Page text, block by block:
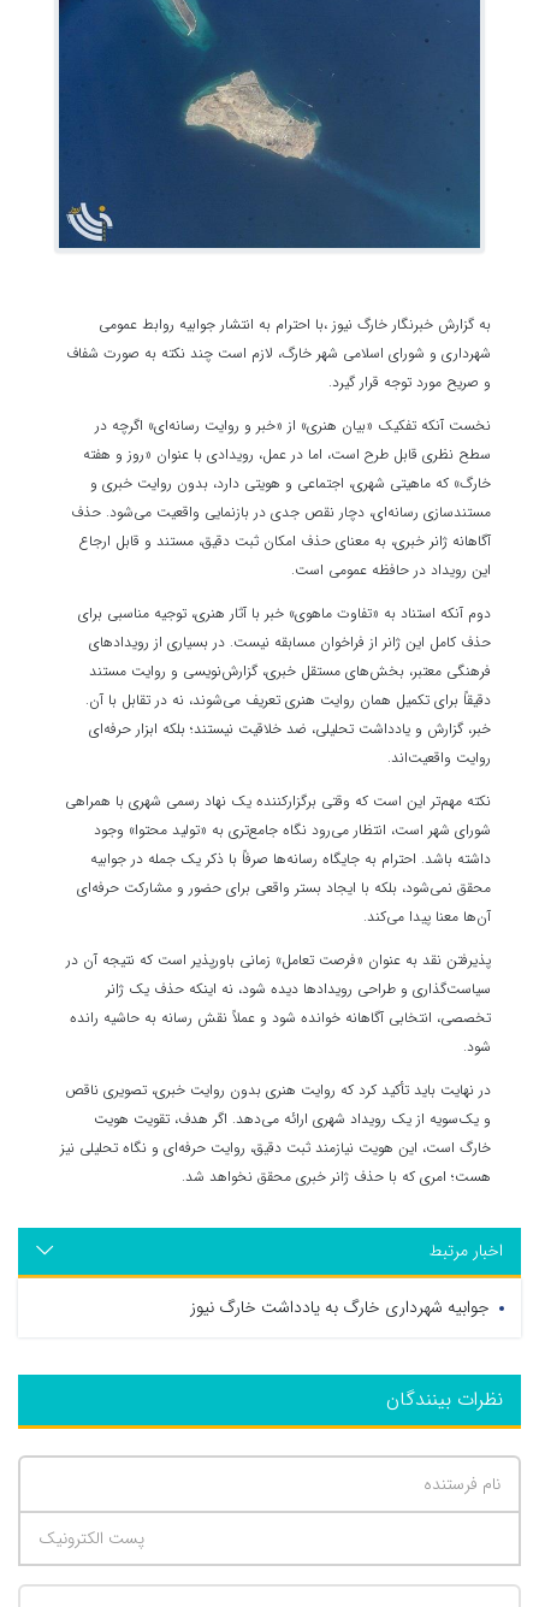
به گزارش خبرنگار خارگ نیوز ،با احترام به انتشار جوابیه روابط عمومی
شهرداری و شورای اسلامی شهر خارگ، لازم است چند نکته به صورت شفاف
و صریح مورد توجه قرار گیرد.
نخست آنکه تفکیک «بیان هنری» از «خبر و روایت رسانه‌ای» اگرچه در
سطح نظری قابل طرح است، اما در عمل، رویدادی با عنوان «روز و هفته
خارگ» که ماهیتی شهری، اجتماعی و هویتی دارد، بدون روایت خبری و
مستندسازی رسانه‌ای، دچار نقص جدی در بازنمایی واقعیت می‌شود. حذف
آگاهانه ژانر خبری، به معنای حذف امکان ثبت دقیق، مستند و قابل ارجاع
این رویداد در حافظه عمومی است.
دوم آنکه استناد به «تفاوت ماهوی» خبر با آثار هنری، توجیه مناسبی برای
حذف کامل این ژانر از فراخوان مسابقه نیست. در بسیاری از رویدادهای
فرهنگی معتبر، بخش‌های مستقل خبری، گزارش‌نویسی و روایت مستند
دقیقاً برای تکمیل همان روایت هنری تعریف می‌شوند، نه در تقابل با آن.
خبر، گزارش و یادداشت تحلیلی، ضد خلاقیت نیستند؛ بلکه ابزار حرفه‌ای
روایت واقعیت‌اند.
نکته مهم‌تر این است که وقتی برگزارکننده یک نهاد رسمی شهری با همراهی
شورای شهر است، انتظار می‌رود نگاه جامع‌تری به «تولید محتوا» وجود
داشته باشد. احترام به جایگاه رسانه‌ها صرفاً با ذکر یک جمله در جوابیه
محقق نمی‌شود، بلکه با ایجاد بستر واقعی برای حضور و مشارکت حرفه‌ای
آن‌ها معنا پیدا می‌کند.
پذیرفتن نقد به عنوان «فرصت تعامل» زمانی باورپذیر است که نتیجه آن در
سیاست‌گذاری و طراحی رویدادها دیده شود، نه اینکه حذف یک ژانر
تخصصی، انتخابی آگاهانه خوانده شود و عملاً نقش رسانه به حاشیه رانده
شود.
در نهایت باید تأکید کرد که روایت هنری بدون روایت خبری، تصویری ناقص
و یک‌سویه از یک رویداد شهری ارائه می‌دهد. اگر هدف، تقویت هویت
خارگ است، این هویت نیازمند ثبت دقیق، روایت حرفه‌ای و نگاه تحلیلی نیز
هست؛ امری که با حذف ژانر خبری محقق نخواهد شد.
اخبار مرتبط
جوابیه شهرداری خارگ به یادداشت خارگ نیوز
نظرات بینندگان